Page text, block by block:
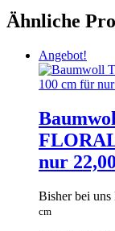
Ähnliche
Angebot!
nur
Bisher bei uns
cm